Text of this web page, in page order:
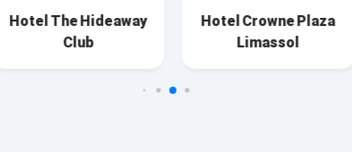
Hotel Crowne Plaza
Limassol
Hotel The Hideaway
Club